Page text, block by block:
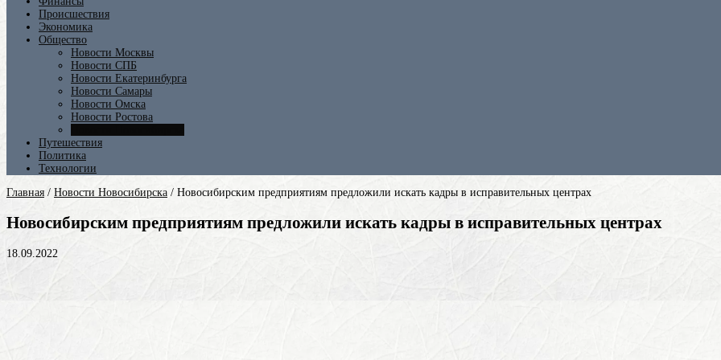
Происшествия
Экономика
Общество
Новости Москвы
Новости СПБ
Новости Екатеринбурга
Новости Самары
Новости Омска
Новости Ростова
Путешествия
Политика
Технологии
Главная / Новости Новосибирска / Новосибирским предприятиям предложили искать кадры в исправительных центрах
Новосибирским предприятиям предложили искать кадры в исправительных центрах
18.09.2022